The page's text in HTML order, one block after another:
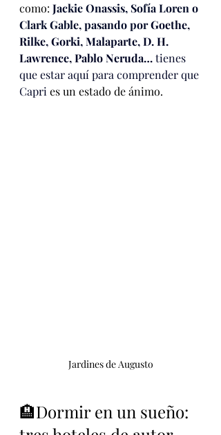
como: Jackie Onassis, Sofía Loren o
Clark Gable, pasando por Goethe,
Rilke, Gorki, Malaparte, D. H.
Lawrence, Pablo Neruda… tienes
que estar aquí para comprender que
Capri es un estado de ánimo.
Jardines de Augusto
🏨Dormir en un sueño: